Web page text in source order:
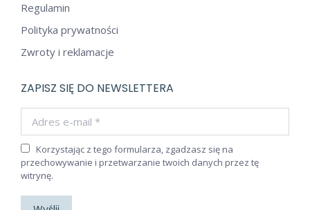
Regulamin
Polityka prywatności
Zwroty i reklamacje
ZAPISZ SIĘ DO NEWSLETTERA
Korzystając z tego formularza, zgadzasz się na
przechowywanie i przetwarzanie twoich danych przez tę
witrynę.